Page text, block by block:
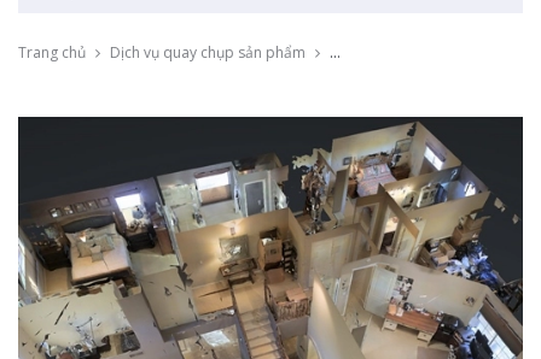
Trang chủ Dịch vụ quay chụp sản phẩm Dịch vụ 3D Scanning cho